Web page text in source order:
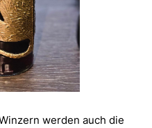
werden auch die